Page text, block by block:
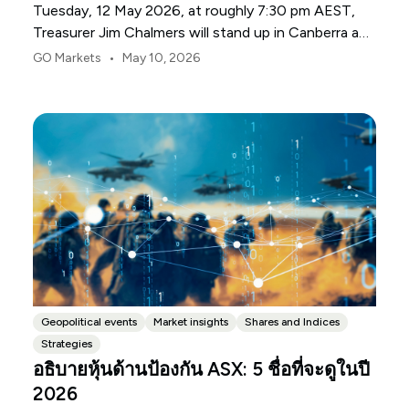
Tuesday, 12 May 2026, at roughly 7:30 pm AEST,
Treasurer Jim Chalmers will stand up in Canberra and
deliver the 2026-27 Federal Budget. According to
the same time.
GO Markets • May 10, 2026
Geopolitical events Market insights
Shares and Indices
Strategies
อธิบายหุ้นด้านป้องกัน ASX: 5 ชื่อที่จะดูในปี
2026